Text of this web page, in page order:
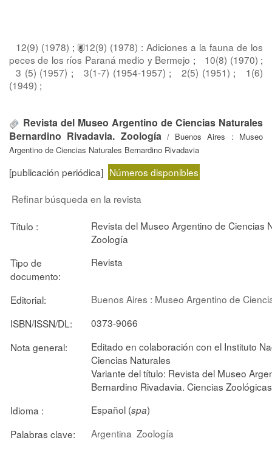
12(9) (1978) ;
12(9) (1978) : Adiciones a la fauna de los
peces de los ríos Paraná medio y Bermejo ; 10(8) (1970) ;
3 (5) (1957) ; 3(1-7) (1954-1957) ; 2(5) (1951) ;
1(6)
(1949) ;
Revista del Museo Argentino de Ciencias Naturales
Bernardino Rivadavia. Zoología/ Buenos Aires : Museo
Argentino de Ciencias Naturales Bernardino Rivadavia
[publicación periódica] Números disponibles
Refinar búsqueda en la revista
Título :
Revista del Museo Argentino de Ciencias
Zoología
Tipo de
documento:
Revista
Editorial:
Buenos Aires : Museo Argentino de
ISBN/ISSN/DL:
0373-9066
Nota general:
Editado en colaboración con el Instituto
Ciencias Naturales
Variante del título: Revista del Museo
Bernardino Rivadavia. Ciencias Zoológicas
Idioma :
Español (spa)
Palabras clave:
Argentina Zoología